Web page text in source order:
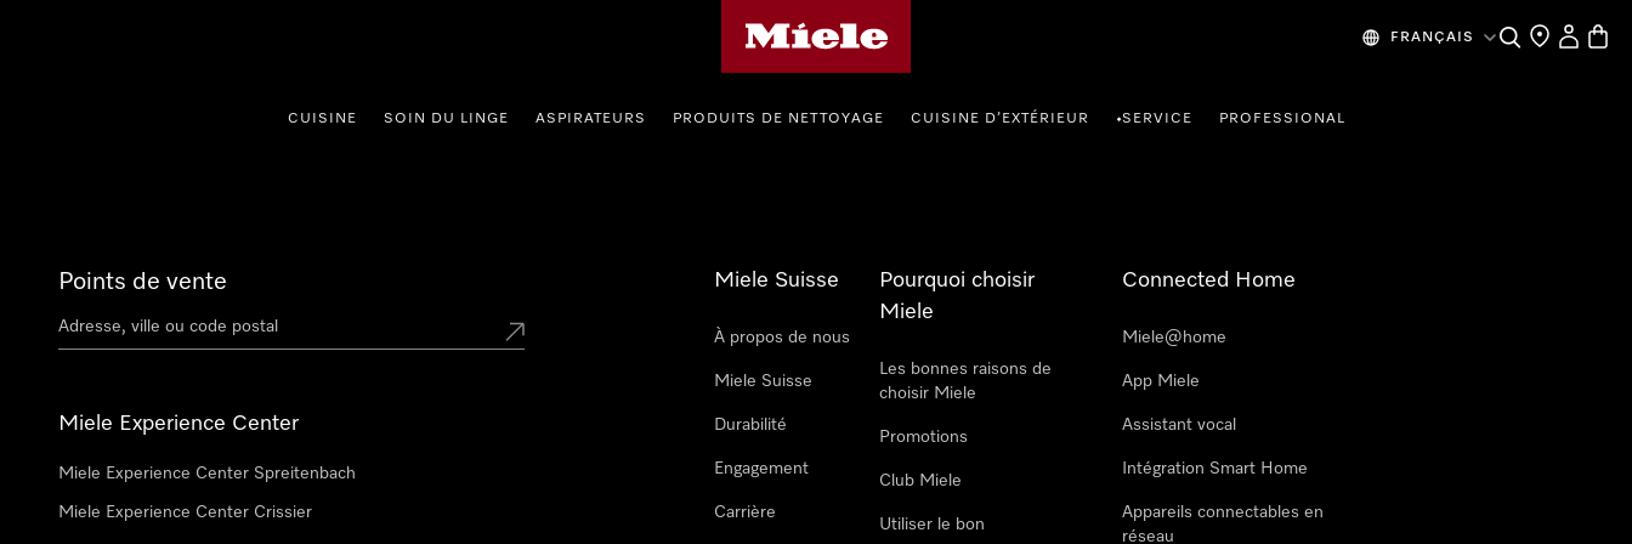
FRANÇAIS SearchFind a store
My
CUISINE SOIN DU LINGE ASPIRATEURS PRODUITS DE NETTOYAGE CUISINE D’EXTÉRIEUR •SERVICE PROFESSIONAL
Points de vente
Miele Experience Center
Miele Experience Center Spreitenbach
Miele Experience Center Crissier
Miele Suisse
À propos de nous
Miele Suisse
Durabilité
Engagement
Carrière
Pourquoi choisir
Miele
Les bonnes raisons de
choisir Miele
Promotions
Club Miele
Utiliser le bon
Connected Home
Miele@home
App Miele
Assistant vocal
Intégration Smart Home
Appareils connectables en
réseau